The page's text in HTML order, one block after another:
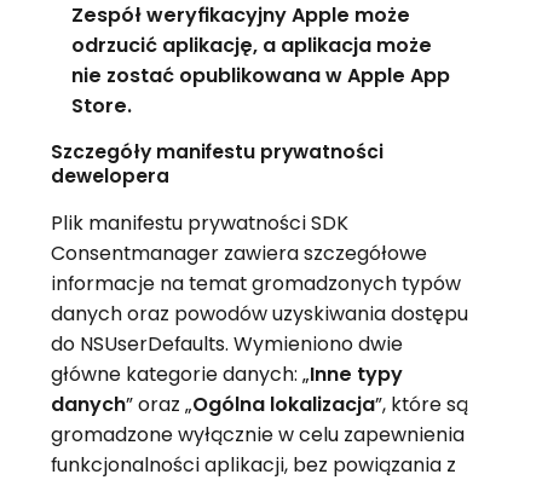
Zespół weryfikacyjny Apple może
odrzucić aplikację, a aplikacja może
nie zostać opublikowana w Apple App
Store.
Szczegóły manifestu prywatności
dewelopera
Plik manifestu prywatności SDK
Consentmanager zawiera szczegółowe
informacje na temat gromadzonych typów
danych oraz powodów uzyskiwania dostępu
do NSUserDefaults. Wymieniono dwie
główne kategorie danych: „Inne typy
danych” oraz „Ogólna lokalizacja”, które są
gromadzone wyłącznie w celu zapewnienia
funkcjonalności aplikacji, bez powiązania z